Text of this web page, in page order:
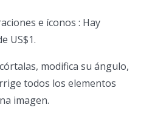
e íconos : Hay
US$1.
modifica su ángulo,
todos los elementos
imagen.